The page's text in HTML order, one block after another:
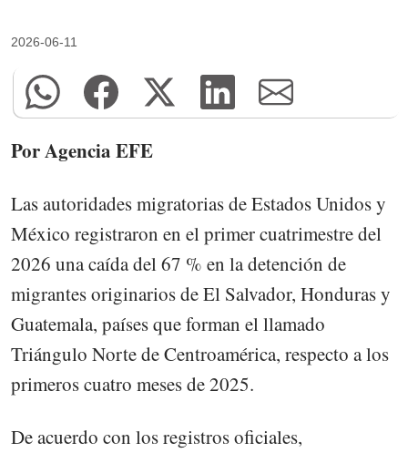
2026-06-11
Por Agencia EFE
Las autoridades migratorias de Estados Unidos y
México registraron en el primer cuatrimestre del
2026 una caída del 67 % en la detención de
migrantes originarios de El Salvador, Honduras y
Guatemala, países que forman el llamado
Triángulo Norte de Centroamérica, respecto a los
primeros cuatro meses de 2025.
De acuerdo con los registros oficiales,